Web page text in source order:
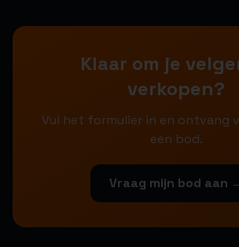
Klaar om je
verkopen?
Vul het formulier in en ontvang
een bod.
Vraag mijn bod aan